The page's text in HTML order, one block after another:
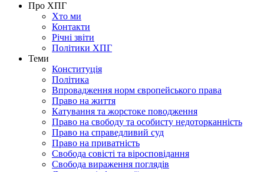
Про ХПГ
Хто ми
Контакти
Річні звіти
Політики ХПГ
Теми
Конституція
Політика
Впровадження норм європейського права
Право на життя
Катування та жорстоке поводження
Право на свободу та особисту недоторканність
Право на справедливий суд
Право на приватність
Свобода совісті та віросповідання
Свобода вираження поглядів